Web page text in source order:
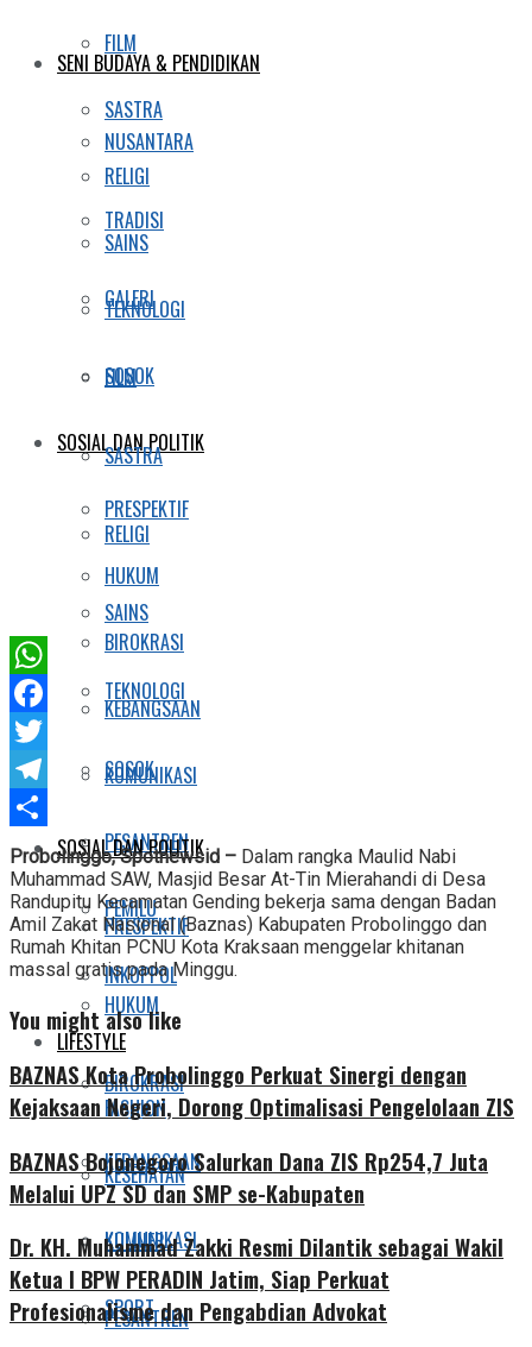
FILM
SASTRA
RELIGI
SAINS
TEKNOLOGI
SOSOK
SOSIAL DAN POLITIK
PRESPEKTIF
HUKUM
BIROKRASI
KEBANGSAAN
KOMUNIKASI
PESANTREN
PEMILU
INKOPPOL
LIFESTYLE
FASHION
KESEHATAN
KULINER
SPORT
SENI BUDAYA & PENDIDIKAN
NUSANTARA
TRADISI
GALERI
FILM
SASTRA
RELIGI
SAINS
TEKNOLOGI
SOSOK
SOSIAL DAN POLITIK
PRESPEKTIF
HUKUM
BIROKRASI
KEBANGSAAN
KOMUNIKASI
PESANTREN
WhatsApp
Facebook
Twitter
Telegram
Share
Probolinggo, Spotnewsid – Dalam rangka Maulid Nabi
Muhammad SAW, Masjid Besar At-Tin Mierahandi di Desa
Randupitu Kecamatan Gending bekerja sama dengan Badan
Amil Zakat Nasional (Baznas) Kabupaten Probolinggo dan
Rumah Khitan PCNU Kota Kraksaan menggelar khitanan
massal gratis pada Minggu.
You might also like
BAZNAS Kota Probolinggo Perkuat Sinergi dengan
Kejaksaan Negeri, Dorong Optimalisasi Pengelolaan ZIS
BAZNAS Bojonegoro Salurkan Dana ZIS Rp254,7 Juta
Melalui UPZ SD dan SMP se-Kabupaten
Dr. KH. Muhammad Zakki Resmi Dilantik sebagai Wakil
Ketua I BPW PERADIN Jatim, Siap Perkuat
Profesionalisme dan Pengabdian Advokat